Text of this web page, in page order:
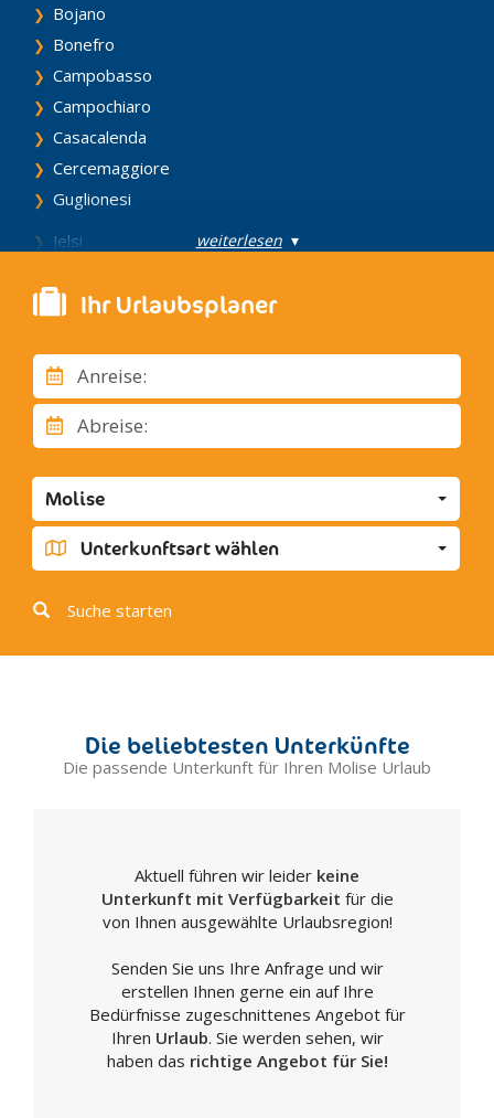
Bojano
Bonefro
Campobasso
Campochiaro
Casacalenda
Cercemaggiore
Guglionesi
Jelsi
Larino
San Giovanni in Galdo
Sepino
Termoli
weiterlesen▾
Ihr Urlaubsplaner
Anreise:
Abreise:
Molise
Unterkunftsart wählen
Suche starten
Die beliebtesten Unterkünfte
Die passende Unterkunft für Ihren Molise Urlaub
Aktuell führen wir leider keine
Unterkunft mit Verfügbarkeit für die
von Ihnen ausgewählte Urlaubsregion!
Senden Sie uns Ihre Anfrage und wir
erstellen Ihnen gerne ein auf Ihre
Bedürfnisse zugeschnittenes Angebot für
Ihren Urlaub. Sie werden sehen, wir
haben das richtige Angebot für Sie!